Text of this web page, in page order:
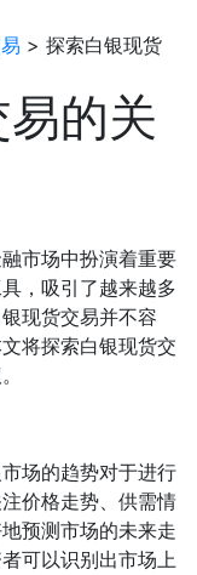
> 探索白银现货
的关
市场中扮演着重要
，吸引了越来越多
现货交易并不容
将探索白银现货交
场的趋势对于进行
价格走势、供需情
预测市场的未来走
可以识别出市场上